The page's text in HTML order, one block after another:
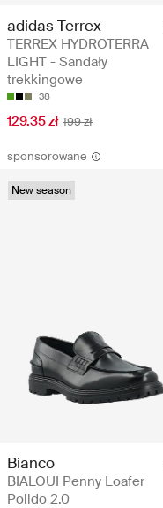
adidas Terrex
TERREX HYDROTERRA
LIGHT - Sandały
trekkingowe
38
129.35 zł 199 zł
sponsorowane
New season
Bianco
BIALOUI Penny Loafer
Polido 2.0